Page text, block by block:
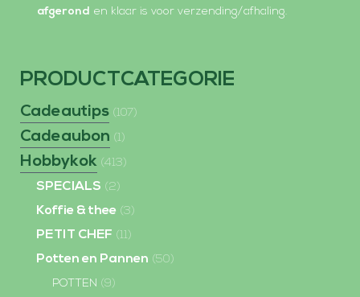
afgerond en klaar is voor verzending/afhaling.
PRODUCTCATEGORIE
Cadeautips (107)
Cadeaubon (1)
Hobbykok (413)
SPECIALS (2)
Koffie & thee (3)
PETIT CHEF (11)
Potten en Pannen (50)
POTTEN (9)